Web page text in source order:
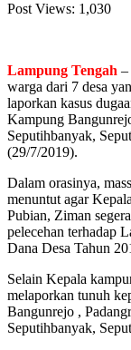
Post Views: 1,030
Lampung Tengah –
warga dari 7 desa
laporkan kasus
Kampung
Seputihbanyak,
(29/7/2019).
Dalam orasinya,
menuntut agar
Pubian, Ziman
pelecehan terhadap
Dana Desa Tahun
Selain Kepala
melaporkan tunuh
Bangunrejo ,
Seputihbanyak,